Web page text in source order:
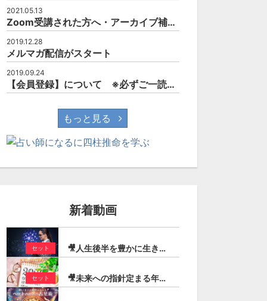
2021.05.13
Zoom受講された方へ・アーカイブ補講について
2019.12.28
メルマガ配信がスタート
2019.09.24
【会員登録】について ※必ずご一読されて下さい。
もっと見る
新着動画
セット 🎥人生後半を豊かに生きる！定年後に輝くための占星術（石川楓花）
セット 🎥未来への指針定まる年！2026年トランジットの動きを追う ーまとめ読み先取り解説ー（登石麻恭子）